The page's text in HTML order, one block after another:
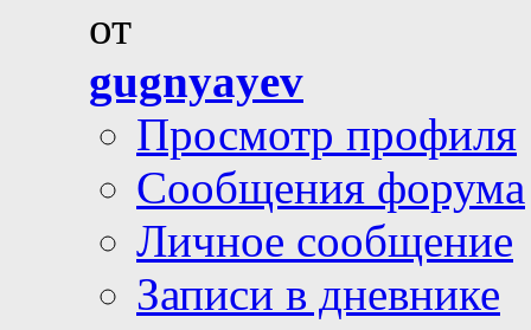
от
gugnyayev
Просмотр профиля
Сообщения форума
Личное сообщение
Записи в дневнике